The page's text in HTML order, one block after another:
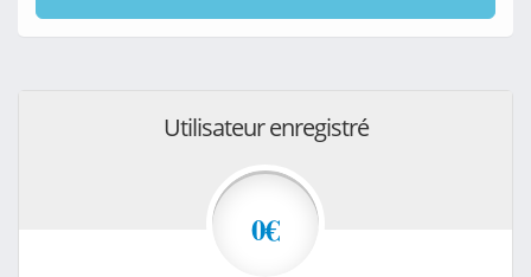
Utilisateur enregistré
0€